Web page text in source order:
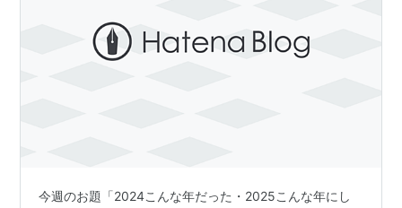
今週のお題「2024こんな年だった・2025こんな年にし